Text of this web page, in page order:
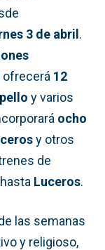
3 de abril .
ofrecerá 12
y varios
ocho
y otros
de
Luceros.
las semanas
y religioso,